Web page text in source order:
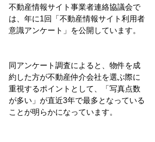
不動産情報サイト事業者連絡協議会で
は、年に1回「不動産情報サイト利用者
意識アンケート」を公開しています。
同アンケート調査によると、物件を成
約した方が不動産仲介会社を選ぶ際に
重視するポイントとして、「写真点数
が多い」が直近3年で最多となっている
ことが明らかになっています。